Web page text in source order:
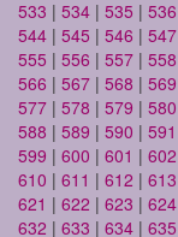
533 | 534 | 535 | 536
544 | 545 | 546 | 547
555 | 556 | 557 | 558
566 | 567 | 568 | 569
577 | 578 | 579 | 580
588 | 589 | 590 | 591
599 | 600 | 601 | 602
610 | 611 | 612 | 613
621 | 622 | 623 | 624
632 | 633 | 634 | 635